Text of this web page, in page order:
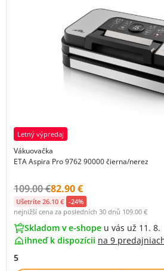
Letný výpredaj
Vákuovačka
ETA Aspira Pro 9762 90000 čierna/nerez
Původní cena s DPH:
109.00 €Cena s DPH:
82.90 €
Ušetríte 26.10 € -24%
nejnižší cena za posledních 30 dnů 109.00 €
Skladom v e-shope u vás už 11. 8.
ihneď k dispozícii na 9
5